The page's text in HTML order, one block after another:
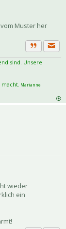
Muster her
Zitat
sind. Unsere
macht. Marianne
wieder
ein